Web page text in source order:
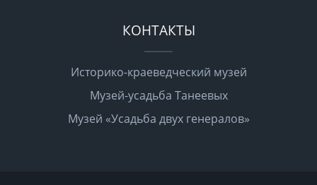
КОНТАКТЫ
Историко-краеведческий музей
Музей-усадьба Танеевых
Музей «Усадьба двух генералов»